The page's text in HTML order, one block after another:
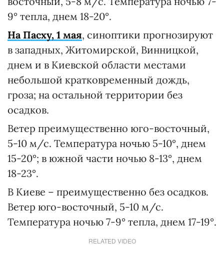
9° тепла, днем 18-20°.
На Пасху, 1 мая, синоптики прогнозируют
в западных, Житомирской, Винницкой,
днем и в Киевской области местами
небольшой кратковременный дождь,
гроза; на остальной территории без
осадков.
Ветер преимущественно юго-восточный,
5-10 м/с. Температура ночью 5-10°, днем
15-20°; в южной части ночью 8-13°, днем
18-23°.
В Киеве – преимущественно без осадков.
Ветер юго-восточный, 5-10 м/с.
Температура ночью 7-9° тепла, днем 17-19°.
RELATED VIDEO